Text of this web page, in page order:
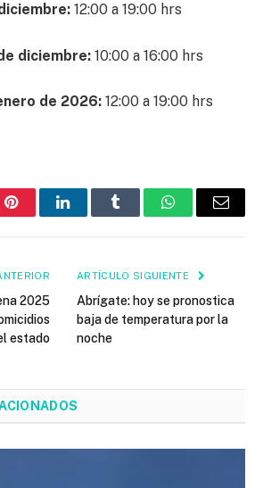
12:00 a 19:00 hrs
diciembre: 10:00 a 16:00 hrs
de 2026: 12:00 a 19:00 hrs
PinterestLinkedInTumblr WhatsAppEmail
2025
estado
ARTÍCULO SIGUIENTE
Abrígate: hoy se pronostica
baja de temperatura por la
noche